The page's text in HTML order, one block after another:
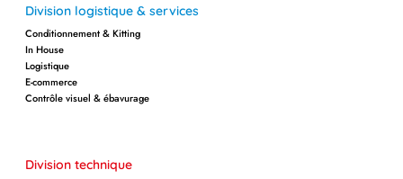
Division logistique & services
Conditionnement & Kitting
In House
Logistique
E-commerce
Contrôle visuel & ébavurage
Division technique